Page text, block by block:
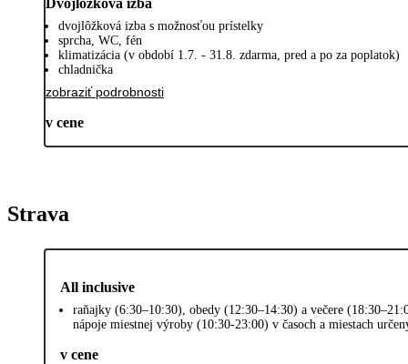
Dvojlôžková izba
dvojlôžková izba s možnosťou prístelky
sprcha, WC, fén
klimatizácia (v období 1.7. - 31.8. zdarma, pred a po za poplatok)
chladnička
zobraziť podrobnosti
v cene
Strava
All inclusive
raňajky (6:30–10:30), obedy (12:30–14:30) a večere
nápoje miestnej výroby (10:30-23:00) v časoch a miestach
v cene